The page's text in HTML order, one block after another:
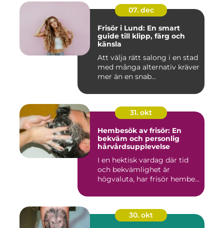
07. dec
Frisör i Lund: En smart
guide till klipp, färg och
känsla
Att välja rätt salong i en stad
med många alternativ kräver
mer än en snab...
31. okt
Hembesök av frisör: En
bekväm och personlig
hårvårdsupplevelse
I en hektisk vardag där tid
och bekvämlighet är
högvaluta, har frisör hembe...
30. okt